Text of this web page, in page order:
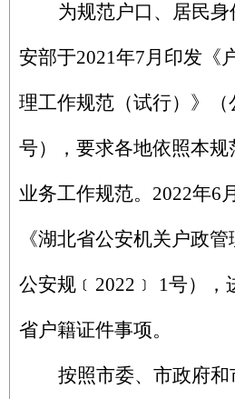
为规范户口、居民
安部于2021年7月印发《
理工作规范（试行）》（
号），要求各地依照本
业务工作规范。2022年6
《湖北省公安机关户政
公安规﹝2022﹞ 1号），
省户籍证件事项。
按照市委、市政府和